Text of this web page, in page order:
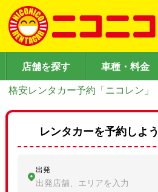
店舗を探す 車種・料金
格安レンタカー予約「ニコレン」
レンタカーを予約しよう
出発
出発店舗、エリアを入力